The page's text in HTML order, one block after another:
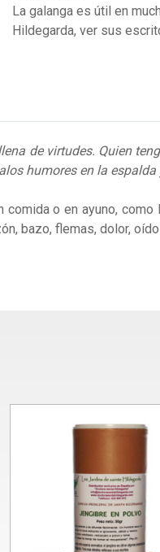
La galanga es útil en
Hildegarda, ver sus
de virtudes. Quien
humores en la
comida o en ayuno,
bazo, flemas, dolor,